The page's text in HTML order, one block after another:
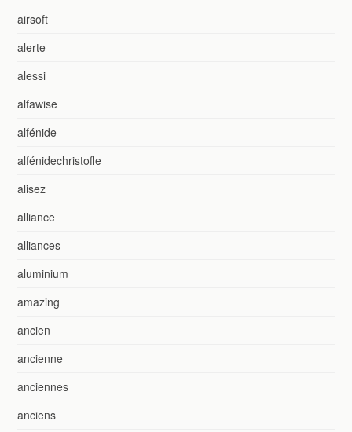
airsoft
alerte
alessi
alfawise
alfénide
alfénidechristofle
alisez
alliance
alliances
aluminium
amazing
ancien
ancienne
anciennes
anciens